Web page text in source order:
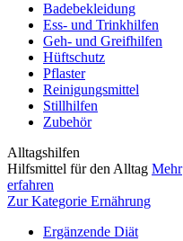
Badebekleidung
Ess- und Trinkhilfen
Geh- und Greifhilfen
Hüftschutz
Pflaster
Reinigungsmittel
Stillhilfen
Zubehör
Alltagshilfen
Hilfsmittel für den Alltag Mehr
erfahren
Zur Kategorie Ernährung
Ergänzende Diät